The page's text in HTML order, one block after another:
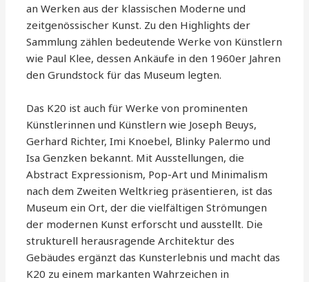
an Werken aus der klassischen Moderne und
zeitgenössischer Kunst. Zu den Highlights der
Sammlung zählen bedeutende Werke von Künstlern
wie Paul Klee, dessen Ankäufe in den 1960er Jahren
den Grundstock für das Museum legten.
Das K20 ist auch für Werke von prominenten
Künstlerinnen und Künstlern wie Joseph Beuys,
Gerhard Richter, Imi Knoebel, Blinky Palermo und
Isa Genzken bekannt. Mit Ausstellungen, die
Abstract Expressionism, Pop-Art und Minimalism
nach dem Zweiten Weltkrieg präsentieren, ist das
Museum ein Ort, der die vielfältigen Strömungen
der modernen Kunst erforscht und ausstellt. Die
strukturell herausragende Architektur des
Gebäudes ergänzt das Kunsterlebnis und macht das
K20 zu einem markanten Wahrzeichen in